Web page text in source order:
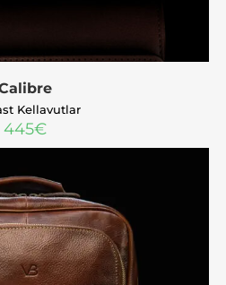
Kellavutlar
445€